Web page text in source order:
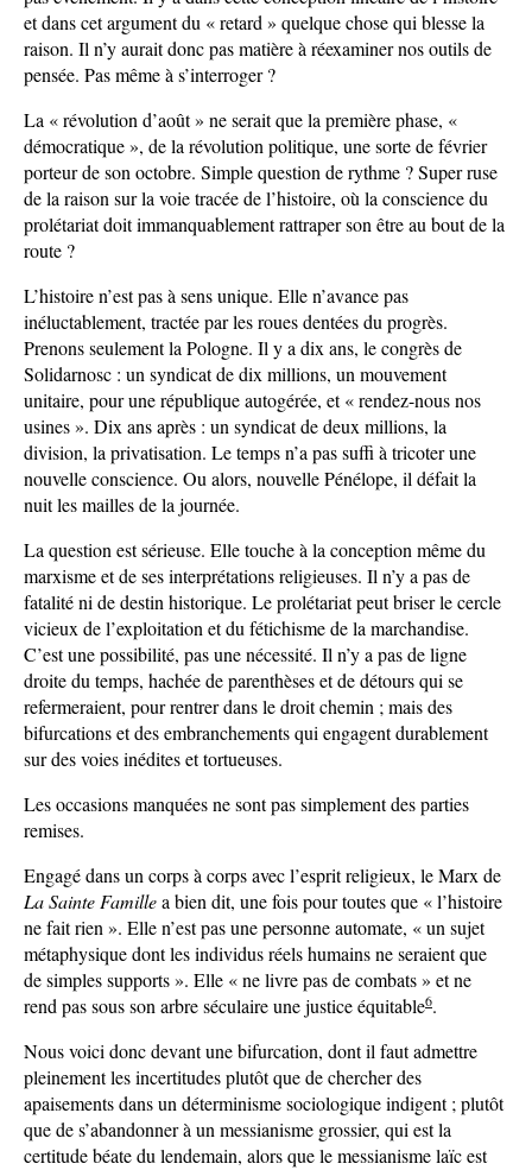
et dans cet argument du « retard » quelque chose qui blesse la
raison. Il n’y aurait donc pas matière à réexaminer nos outils de
pensée. Pas même à s’interroger ?
La « révolution d’août » ne serait que la première phase, «
démocratique », de la révolution politique, une sorte de février
porteur de son octobre. Simple question de rythme ? Super ruse
de la raison sur la voie tracée de l’histoire, où la conscience du
prolétariat doit immanquablement rattraper son être au bout de la
route ?
L’histoire n’est pas à sens unique. Elle n’avance pas
inéluctablement, tractée par les roues dentées du progrès.
Prenons seulement la Pologne. Il y a dix ans, le congrès de
Solidarnosc : un syndicat de dix millions, un mouvement
unitaire, pour une république autogérée, et « rendez-nous nos
usines ». Dix ans après : un syndicat de deux millions, la
division, la privatisation. Le temps n’a pas suffi à tricoter une
nouvelle conscience. Ou alors, nouvelle Pénélope, il défait la
nuit les mailles de la journée.
La question est sérieuse. Elle touche à la conception même du
marxisme et de ses interprétations religieuses. Il n’y a pas de
fatalité ni de destin historique. Le prolétariat peut briser le cercle
vicieux de l’exploitation et du fétichisme de la marchandise.
C’est une possibilité, pas une nécessité. Il n’y a pas de ligne
droite du temps, hachée de parenthèses et de détours qui se
refermeraient, pour rentrer dans le droit chemin ; mais des
bifurcations et des embranchements qui engagent durablement
sur des voies inédites et tortueuses.
Les occasions manquées ne sont pas simplement des parties
remises.
Engagé dans un corps à corps avec l’esprit religieux, le Marx de
La Sainte Famillea bien dit, une fois pour toutes que « l’histoire
ne fait rien ». Elle n’est pas une personne automate, « un sujet
métaphysique dont les individus réels humains ne seraient que
de simples supports ». Elle « ne livre pas de combats » et ne
rend pas sous son arbre séculaire une justice équitable6.
Nous voici donc devant une bifurcation, dont il faut admettre
pleinement les incertitudes plutôt que de chercher des
apaisements dans un déterminisme sociologique indigent ; plutôt
que de s’abandonner à un messianisme grossier, qui est la
certitude béate du lendemain, alors que le messianisme laïc est